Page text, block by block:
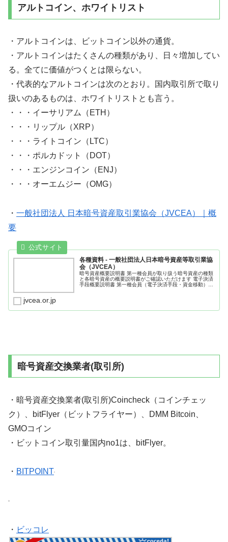
アルトコイン、ホワイトリスト
・アルトコインは、ビットコイン以外の通貨。
・アルトコインはたくさんの種類があり、日々増加してい
る。全てに価値がつくとは限らない。
・代表的なアルトコインは次のとおり。国内取引所で取り
扱いのあるものは、ホワイトリストとも言う。
・・・イーサリアム（ETH）
・・・リップル（XRP）
・・・ライトコイン（LTC）
・・・ポルカドット（DOT）
・・・エンジンコイン（ENJ）
・・・オーエムジー（OMG）
・ 一般社団法人 日本暗号資産取引業協会（JVCEA）｜概
要
各種資料 - 一般社団法人日本暗号資産等取引業協
会（JVCEA）
暗号資産概要説明書 第一種会員が取り扱う暗号資産の種類
と各暗号資産の概要説明書がご確認いただけます 電子決済
手段概要説明書 第一種会員（電子決済手段・資金移動）が
jvcea.or.jp
暗号資産交換業者(取引所)
・暗号資産交換業者(取引所)Coincheck（コインチェッ
ク）、bitFlyer（ビットフライヤー）、DMM Bitcoin、
GMOコイン
・ビットコイン取引量国内no1は、bitFlyer。
・ BITPOINT
・ ビッコレ